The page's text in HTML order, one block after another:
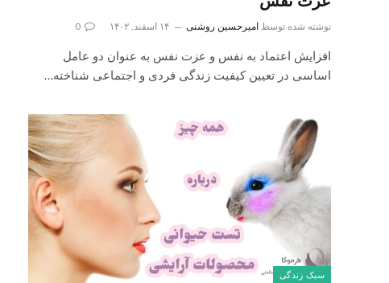
نوشته شده توسط امیرحسین روشنی ۱۴ اسفند, ۱۴۰۲ 0
افزایش اعتماد به نفس و عزت نفس به عنوان دو عامل
اساسی در تعیین کیفیت زندگی فردی و اجتماعی شناخته…
سبک زندگی